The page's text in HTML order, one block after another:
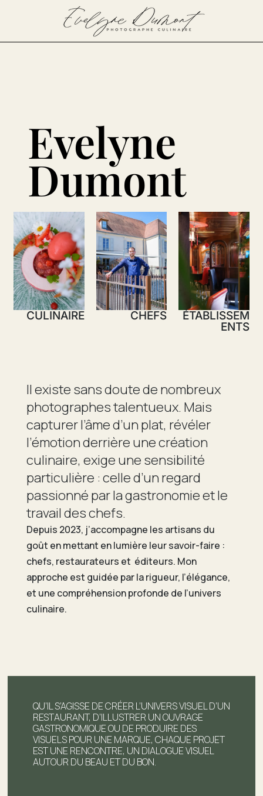
Evelyne
Dumont
CULINAIRE CHEFS
ÉTABLISSEM
ENTS
Il existe sans doute de nombreux
photographes talentueux. Mais
capturer l’âme d’un plat, révéler
l’émotion derrière une création
culinaire, exige une sensibilité
particulière : celle d’un regard
passionné par la gastronomie et le
travail des chefs.
Depuis 2023, j’accompagne les artisans du
goût en mettant en lumière leur savoir-faire :
chefs, restaurateurs et éditeurs. Mon
approche est guidée par la rigueur, l’élégance,
et une compréhension profonde de l’univers
culinaire.
QU’IL S’AGISSE DE CRÉER L’UNIVERS VISUEL D’UN
RESTAURANT, D’ILLUSTRER UN OUVRAGE
GASTRONOMIQUE OU DE PRODUIRE DES
VISUELS POUR UNE MARQUE, CHAQUE PROJET
EST UNE RENCONTRE, UN DIALOGUE VISUEL
AUTOUR DU BEAU ET DU BON.